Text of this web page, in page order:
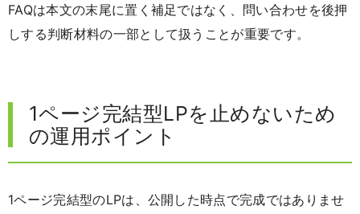
FAQは本文の末尾に置く補足ではなく、問い合わせを後押
しする判断材料の一部として扱うことが重要です。
1ページ完結型LPを止めないため
の運用ポイント
1ページ完結型のLPは、公開した時点で完成ではありませ